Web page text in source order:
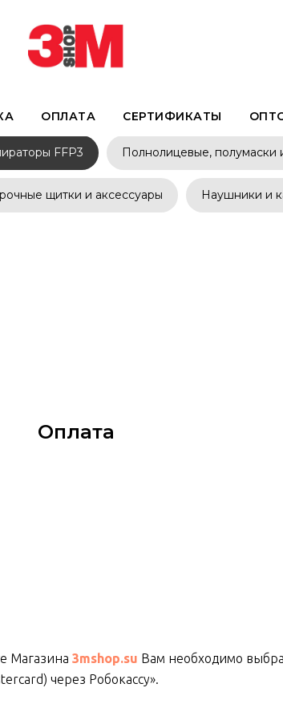
ОПЛАТА СЕРТИФИКАТЫ
FFP3
FFP3 Полнолицевые, полумаски
щитки и аксессуары Наушники и
Оплата
Магазина 3mshop.su Вам необходимо
через Робокассу».